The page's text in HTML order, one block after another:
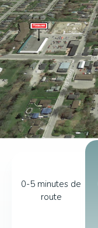
0-5 minutes de
route